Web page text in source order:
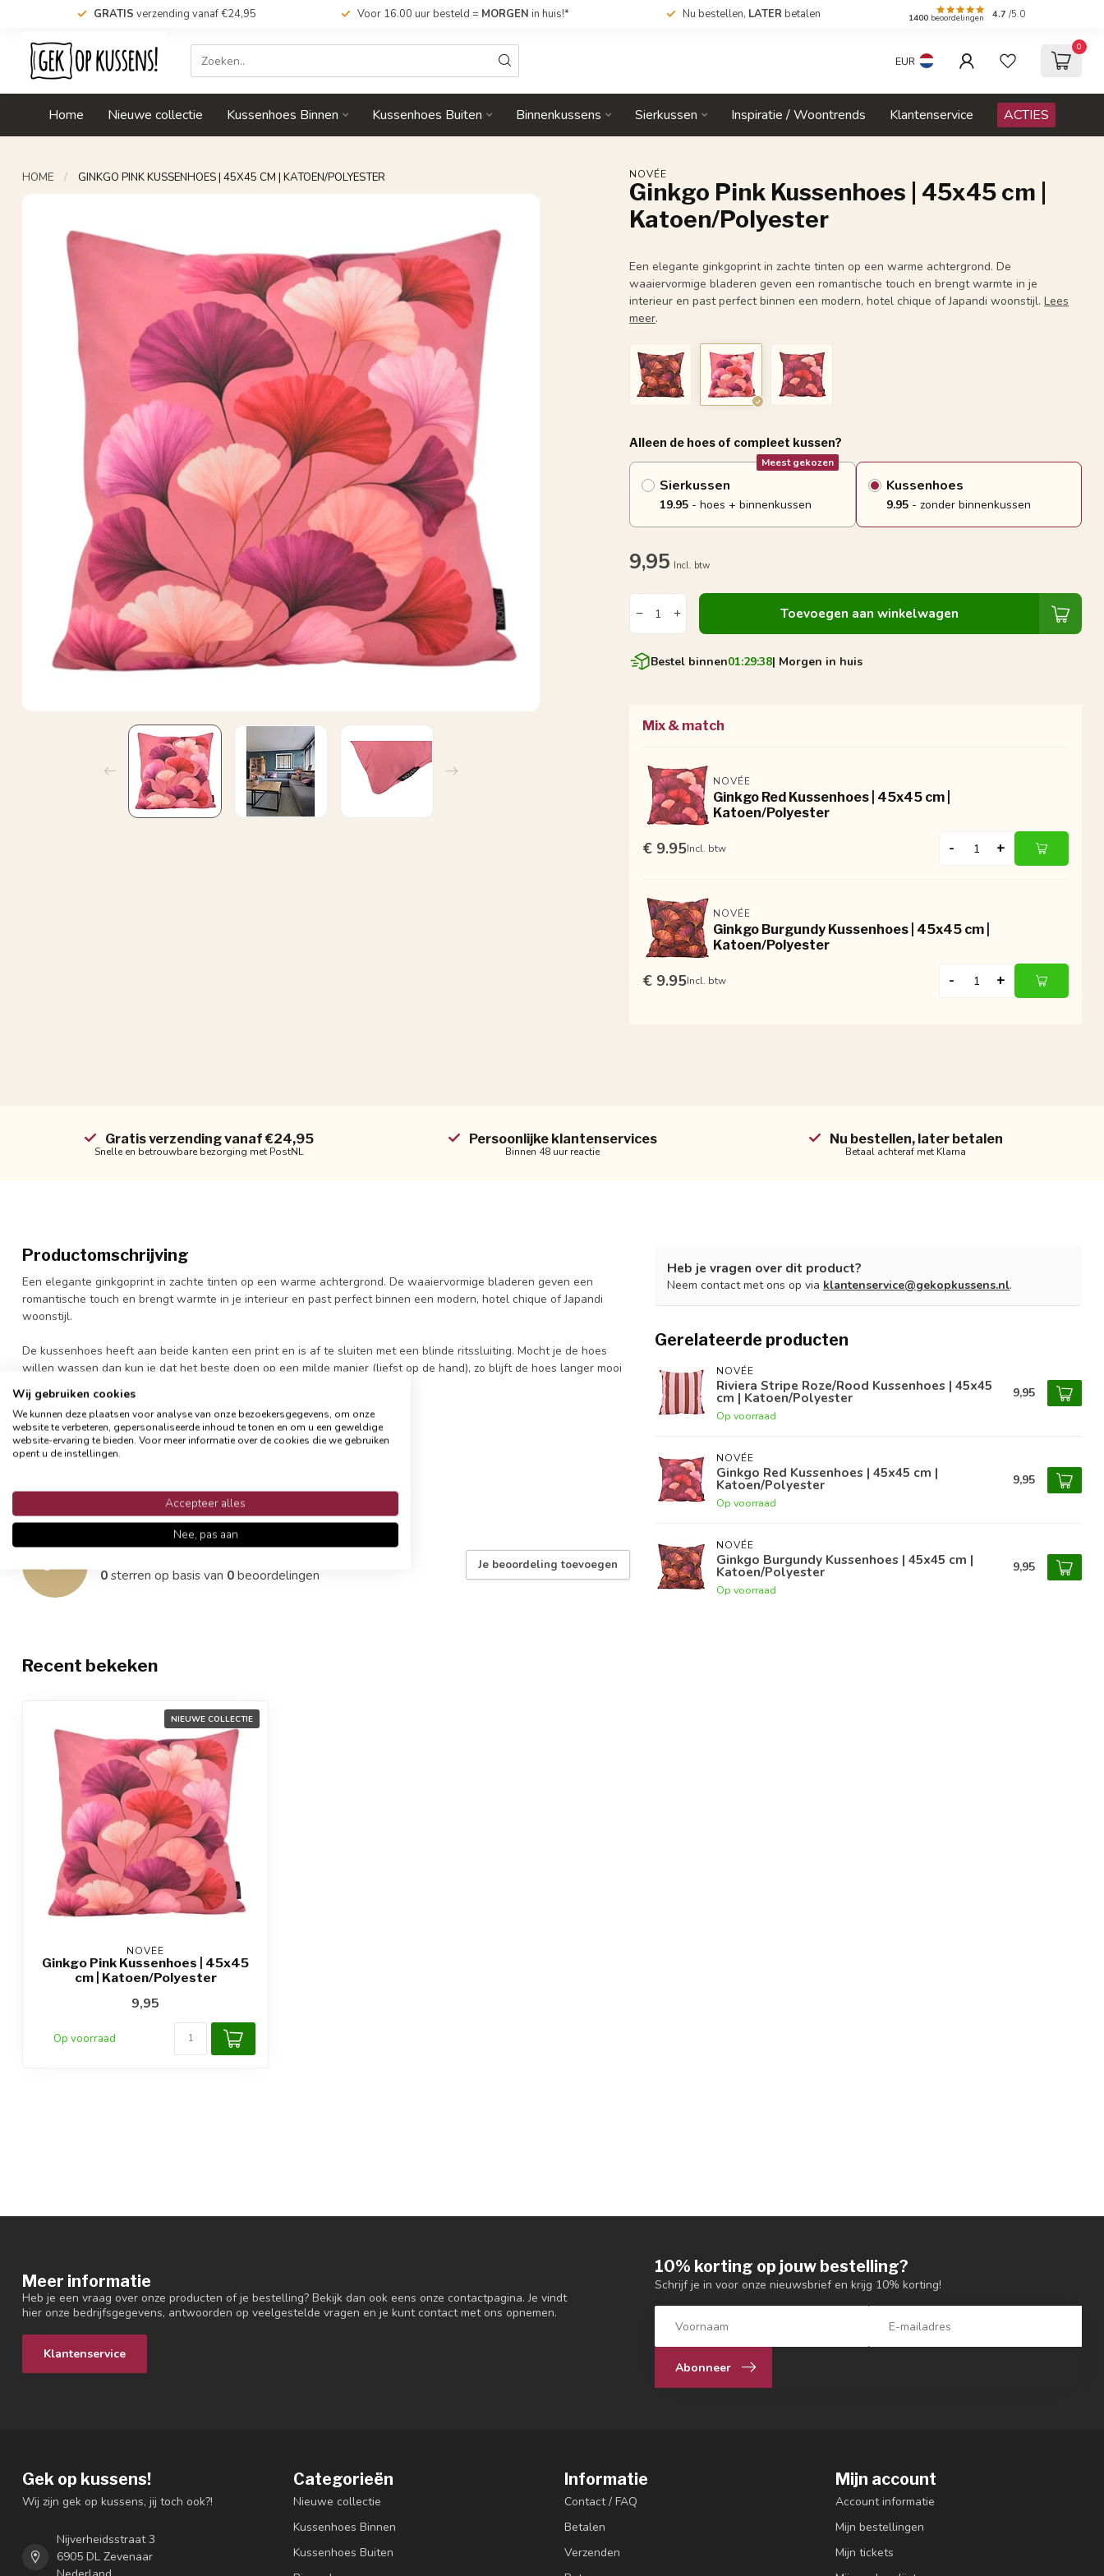
GRATIS verzending vanaf €24,95 Voor 16.00 uur besteld = MORGEN in huis!* Nu bestellen, LATER betalen 1400 beoordelingen 4.7 /5.0
EUR
0
Home Nieuwe collectie Kussenhoes Binnen Kussenhoes Buiten Binnenkussens Sierkussen Inspiratie / Woontrends Klantenservice ACTIES
HOME / GINKGO PINK KUSSENHOES | 45X45 CM | KATOEN/POLYESTER NOVÉE
Ginkgo Pink Kussenhoes | 45x45 cm |
Katoen/Polyester
Een elegante ginkgoprint in zachte tinten op een warme achtergrond. De
waaiervormige bladeren geven een romantische touch en brengt warmte in je
interieur en past perfect binnen een modern, hotel chique of Japandi woonstijl.Lees
meer.
Alleen de hoes of compleet kussen?
Sierkussen
Meest gekozen
19.95 - hoes + binnenkussen
Kussenhoes
9.95- zonder binnenkussen
9,95 Incl. btw
Toevoegen aan winkelwagen
Bestel binnen01:29:37| Morgen in huis
Mix & match
NOVÉE
Ginkgo Red Kussenhoes | 45x45 cm |
Katoen/Polyester
€ 9.95Incl. btw - +
NOVÉE
Ginkgo Burgundy Kussenhoes | 45x45 cm |
Katoen/Polyester
€ 9.95Incl. btw - +
Gratis verzending vanaf €24,95
Snelle en betrouwbare bezorging met PostNL
Persoonlijke klantenservices
Binnen 48 uur reactie
Nu bestellen, later betalen
Betaal achteraf met Klarna
Productomschrijving
Een elegante ginkgoprint in zachte tinten op een warme achtergrond. De waaiervormige bladeren geven een
romantische touch en brengt warmte in je interieur en past perfect binnen een modern, hotel chique of Japandi
woonstijl.
De kussenhoes heeft aan beide kanten een print en is af te sluiten met een blinde ritssluiting. Mocht je de hoes
willen wassen dan kun je dat het beste doen op een milde manier (liefst op de hand), zo blijft de hoes langer mooi
en beter van vorm.
- Formaat 45 x 45 cm
- Materiaal: katoen/polyester
- Afsluitbaar met een rits
Reviews
0 /5
0sterren op basis van 0beoordelingen
Je beoordeling toevoegen
Heb je vragen over dit product?
Neem contact met ons op via klantenservice@gekopkussens.nl.
Gerelateerde producten
NOVÉE
Riviera Stripe Roze/Rood Kussenhoes | 45x45
cm | Katoen/Polyester
Op voorraad
9,95
NOVÉE
Ginkgo Red Kussenhoes | 45x45 cm |
Katoen/Polyester
Op voorraad
9,95
NOVÉE
Ginkgo Burgundy Kussenhoes | 45x45 cm |
Katoen/Polyester
Op voorraad
9,95
Recent bekeken
NIEUWE COLLECTIE
NOVÉE
Ginkgo Pink Kussenhoes | 45x45
cm | Katoen/Polyester
9,95
Op voorraad
Meer informatie
Heb je een vraag over onze producten of je bestelling? Bekijk dan ook eens onze contactpagina. Je vindt
hier onze bedrijfsgegevens, antwoorden op veelgestelde vragen en je kunt contact met ons opnemen.
Klantenservice
10% korting op jouw bestelling?
Schrijf je in voor onze nieuwsbrief en krijg 10% korting!
Abonneer
Gek op kussens!
Wij zijn gek op kussens, jij toch ook?!
Nijverheidsstraat 3
6905 DL Zevenaar
Categorieën
Nieuwe collectie
Kussenhoes Binnen
Kussenhoes Buiten
Informatie
Contact / FAQ
Betalen
Verzenden
Mijn account
Account informatie
Mijn bestellingen
Mijn tickets
Wij gebruiken cookies
We kunnen deze plaatsen voor analyse van onze bezoekersgegevens, om onze
website te verbeteren, gepersonaliseerde inhoud te tonen en om u een geweldige
website-ervaring te bieden. Voor meer informatie over de cookies die we gebruiken
opent u de instellingen.
Accepteer alles
Nee, pas aan